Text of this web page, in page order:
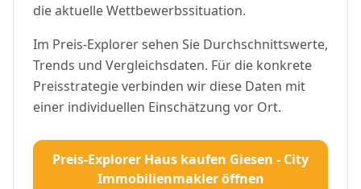
die aktuelle Wettbewerbssituation.
Im Preis-Explorer sehen Sie Durchschnittswerte,
Trends und Vergleichsdaten. Für die konkrete
Preisstrategie verbinden wir diese Daten mit
einer individuellen Einschätzung vor Ort.
Preis-Explorer Haus kaufen Giesen - City
Immobilienmakler öffnen